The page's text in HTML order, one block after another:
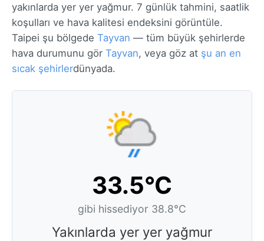
yakınlarda yer yer yağmur. 7 günlük tahmini, saatlik
koşulları ve hava kalitesi endeksini görüntüle.
Taipei şu bölgede Tayvan — tüm büyük şehirlerde
hava durumunu gör Tayvan, veya göz at şu an en
sıcak şehirlerdünyada.
33.5°C
gibi hissediyor 38.8°C
Yakınlarda yer yer yağmur